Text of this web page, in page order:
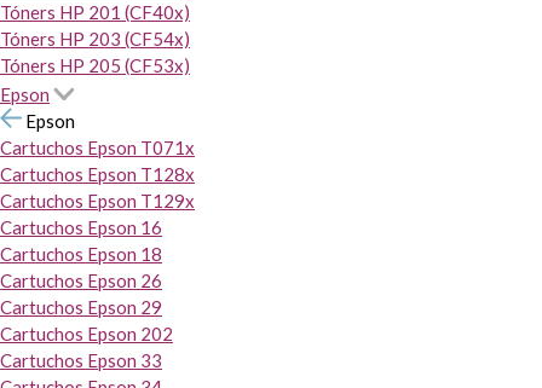
Tóners HP 201 (CF40x)
Tóners HP 203 (CF54x)
Tóners HP 205 (CF53x)
Epson
Epson
Cartuchos Epson T071x
Cartuchos Epson T128x
Cartuchos Epson T129x
Cartuchos Epson 16
Cartuchos Epson 18
Cartuchos Epson 26
Cartuchos Epson 29
Cartuchos Epson 202
Cartuchos Epson 33